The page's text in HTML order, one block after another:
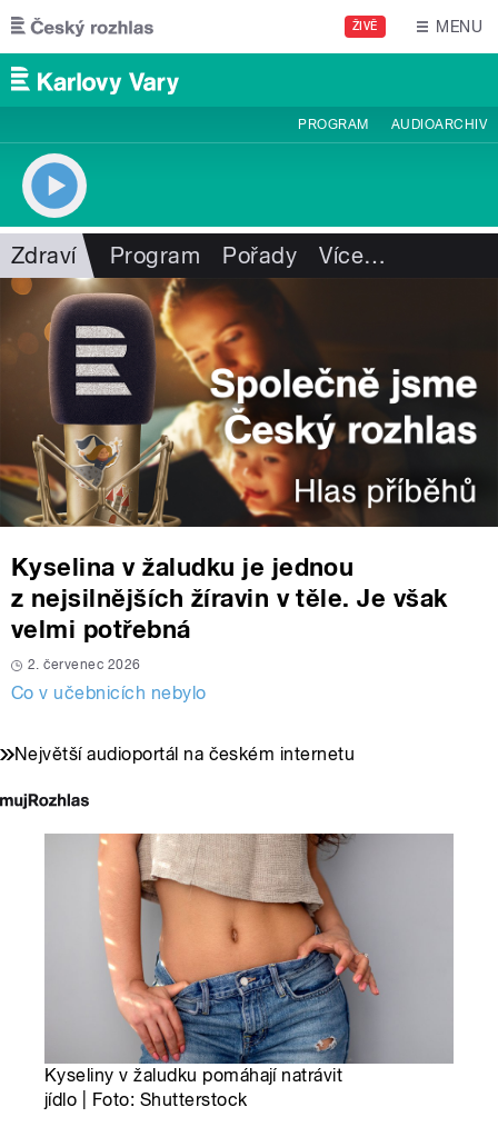
Přejít k hlavnímu obsahu
ŽIVĚ MENU
PROGRAM AUDIOARCHIV
Zdraví Program Pořady Více…
Kyselina v žaludku je jednou
z nejsilnějších žíravin v těle. Je však
velmi potřebná
2. červenec 2026
Co v učebnicích nebylo
Největší audioportál na českém internetu
Kyseliny v žaludku pomáhají natrávit
jídlo | Foto: Shutterstock